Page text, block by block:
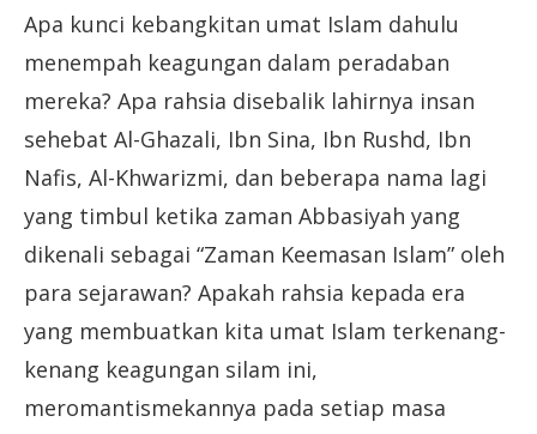
Apa kunci kebangkitan umat Islam dahulu
menempah keagungan dalam peradaban
mereka? Apa rahsia disebalik lahirnya insan
sehebat Al-Ghazali, Ibn Sina, Ibn Rushd, Ibn
Nafis, Al-Khwarizmi, dan beberapa nama lagi
yang timbul ketika zaman Abbasiyah yang
dikenali sebagai “Zaman Keemasan Islam” oleh
para sejarawan? Apakah rahsia kepada era
yang membuatkan kita umat Islam terkenang-
kenang keagungan silam ini,
meromantismekannya pada setiap masa